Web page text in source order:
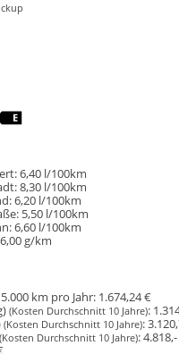
6,40 l/100km
8,30 l/100km
6,20 l/100km
5,50 l/100km
6,60 l/100km
g/km
km pro Jahr: 1.674,24 €
(Kosten Durchschnitt 10 Jahre):
(Kosten Durchschnitt 10 Jahre):
(Kosten Durchschnitt 10 Jahre):